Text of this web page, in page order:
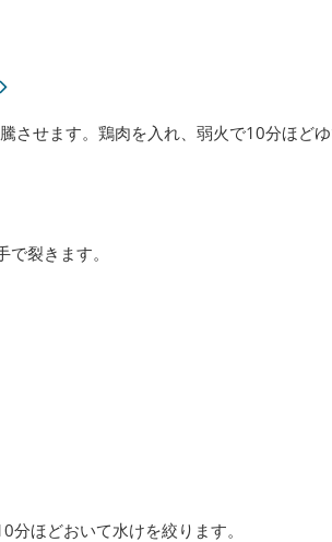
させます。鶏肉を入れ、弱火で10分ほどゆ
裂きます。
ほどおいて水けを絞ります。